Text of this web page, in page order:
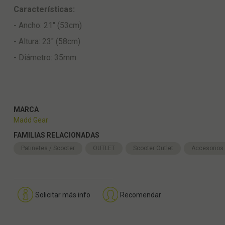
Características:
- Ancho: 21" (53cm)
- Altura: 23" (58cm)
- Diámetro: 35mm
MARCA
Madd Gear
FAMILIAS RELACIONADAS
Patinetes / Scooter OUTLET Scooter Outlet Accesorios
Solicitar más info Recomendar